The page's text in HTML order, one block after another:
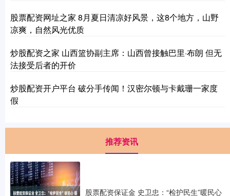
股票配资网址之家 8月夏日清凉好风景，这8个地方，山野
凉爽，自然风光优质
炒股配资之家 山西篮协副主席：山西曾接触巴里·布朗 但无
法接受后者的开价
炒股配资开户平台 破分手传闻！汉密尔顿与卡戴珊一家度
假
推荐资讯
股票配资保证金 史卫忠：“检护民生”暖民心